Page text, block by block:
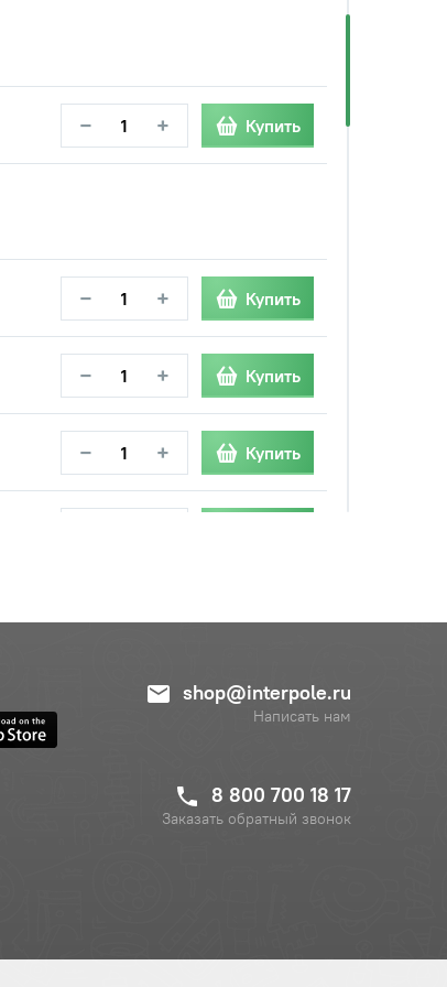
− + Купить
− + Купить
− + Купить
− + Купить
shop@interpole.ru
Написать нам
8 800 700 18 17
Заказать обратный звонок